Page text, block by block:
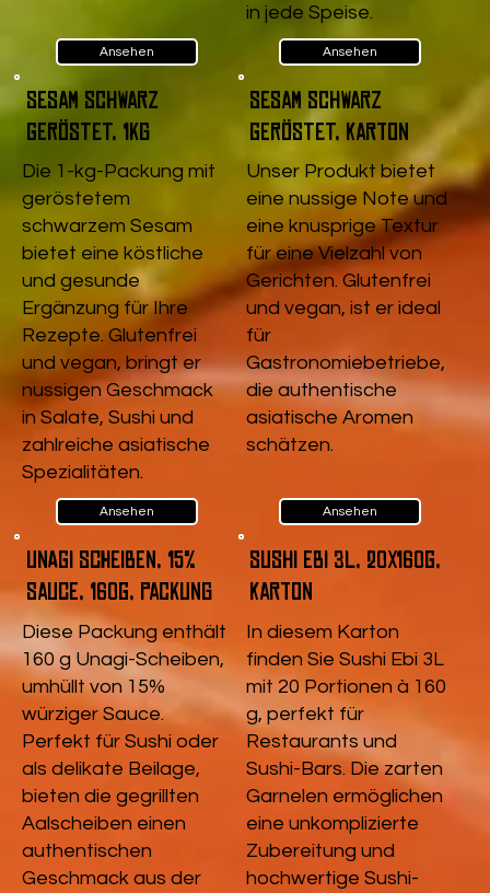
Ansehen
in jede Speise.
Ansehen
Sesam schwarz
geröstet, 1kg
Die 1-kg-Packung mit
geröstetem
schwarzem Sesam
bietet eine köstliche
und gesunde
Ergänzung für Ihre
Rezepte. Glutenfrei
und vegan, bringt er
nussigen Geschmack
in Salate, Sushi und
zahlreiche asiatische
Spezialitäten.
Ansehen
Sesam schwarz
geröstet, Karton
Unser Produkt bietet
eine nussige Note und
eine knusprige Textur
für eine Vielzahl von
Gerichten. Glutenfrei
und vegan, ist er ideal
für
Gastronomiebetriebe,
die authentische
asiatische Aromen
schätzen.
Ansehen
Unagi Scheiben, 15%
Sauce, 160g, Packung
Diese Packung enthält
160 g Unagi-Scheiben,
umhüllt von 15%
würziger Sauce.
Perfekt für Sushi oder
als delikate Beilage,
bieten die gegrillten
Aalscheiben einen
authentischen
Geschmack aus der
Sushi Ebi 3L, 20x160g,
Karton
In diesem Karton
finden Sie Sushi Ebi 3L
mit 20 Portionen à 160
g, perfekt für
Restaurants und
Sushi-Bars. Die zarten
Garnelen ermöglichen
eine unkomplizierte
Zubereitung und
hochwertige Sushi-